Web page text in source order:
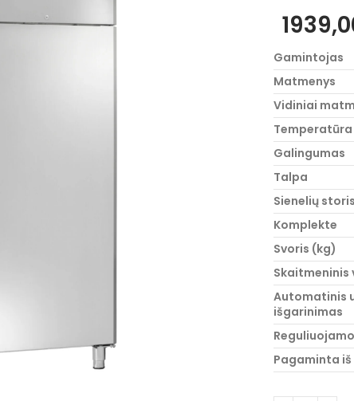
Gamintojas
Matmenys
Vidiniai
Temperatūra
Galingumas
Talpa
Sienelių storis
Komplekte
Svoris (kg)
Skaitmeninis
Automatinis
išgarinimas
Pagaminta